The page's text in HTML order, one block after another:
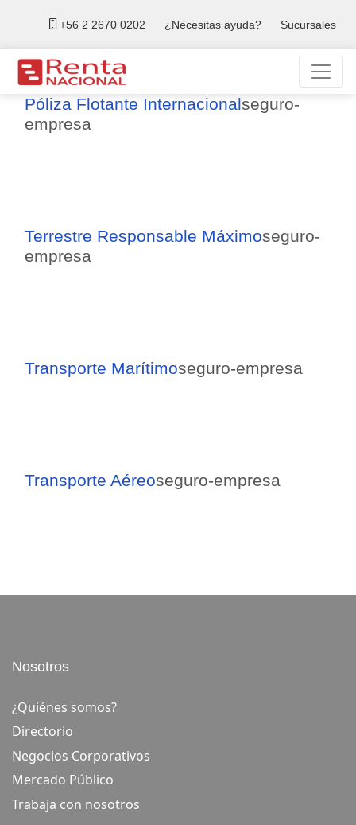
+56 2 2670 0202 ¿Necesitas ayuda? Sucursales
Póliza Flotante Internacionalseguro-
empresa
Terrestre Responsable Máximoseguro-
empresa
Transporte Marítimoseguro-empresa
Transporte Aéreoseguro-empresa
Nosotros
¿Quiénes somos?
Directorio
Negocios Corporativos
Mercado Público
Trabaja con nosotros